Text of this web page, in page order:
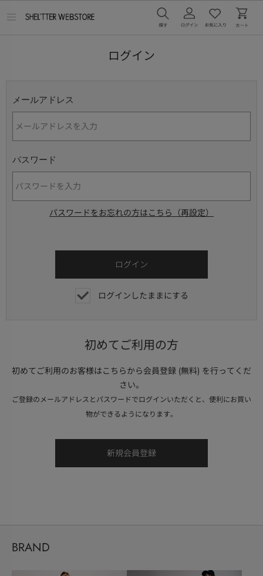
ログイン
メールアドレス
パスワード
パスワードをお忘れの方はこちら（再設定）
ログインしたままにする
初めてご利用の方
初めてご利用のお客様はこちらから会員登録 (無料) を行ってくだ
さい。
ご登録のメールアドレスとパスワードでログインいただくと、便利にお買い
物ができるようになります。
BRAND